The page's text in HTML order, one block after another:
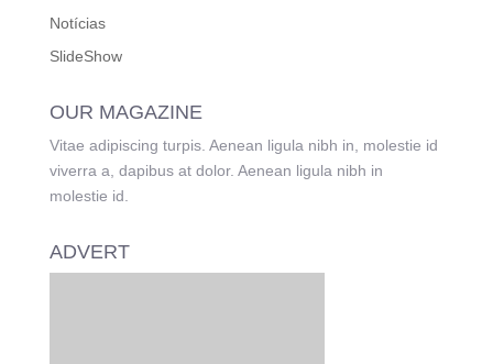
Notícias
SlideShow
OUR MAGAZINE
Vitae adipiscing turpis. Aenean ligula nibh in, molestie id
viverra a, dapibus at dolor. Aenean ligula nibh in
molestie id.
ADVERT